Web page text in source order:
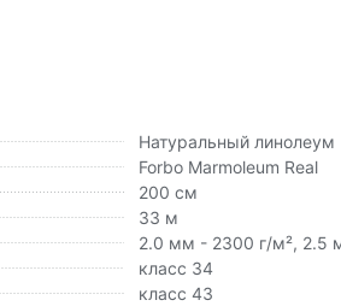
Натуральный линолеум
Forbo Marmoleum Real
200 см
33 м
2.0 мм - 2300 г/м², 2.5
класс 34
класс 43